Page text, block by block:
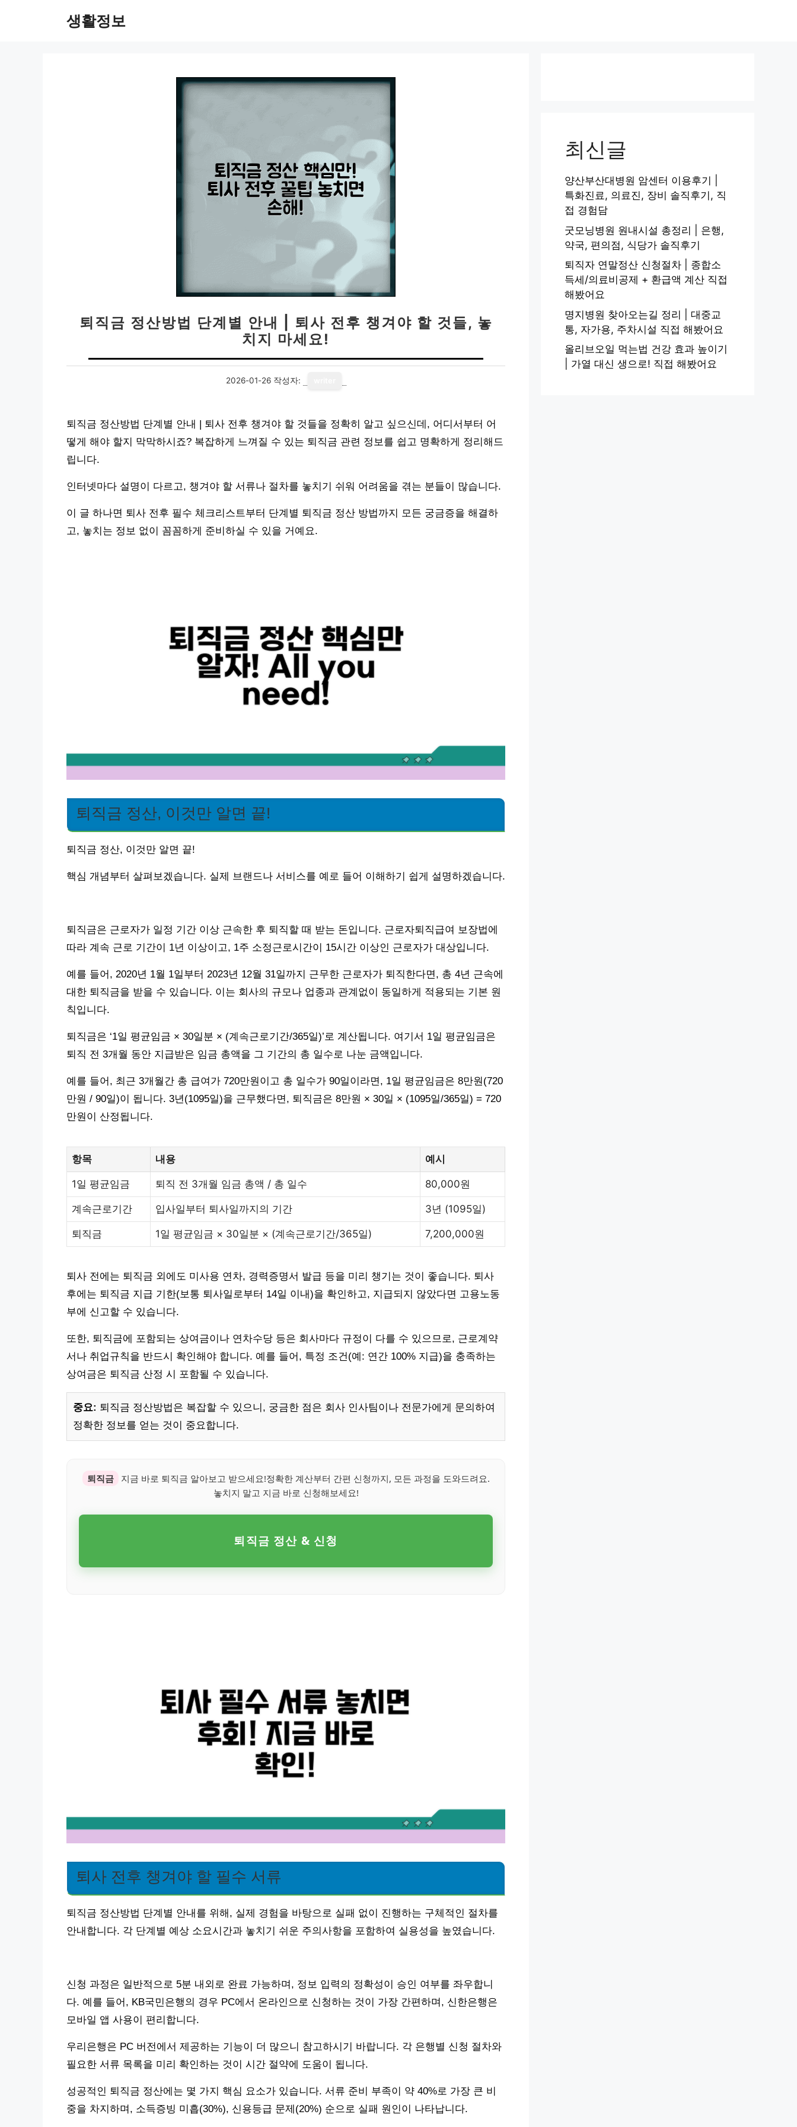
생활정보
퇴직금 정산방법 단계별 안내 | 퇴사 전후 챙겨야 할 것들, 놓
치지 마세요!
2026-01-26 작성자:
퇴직금 정산방법 단계별 안내 | 퇴사 전후 챙겨야 할 것들을 정확히 알고 싶으신데, 어디서부터 어
떻게 해야 할지 막막하시죠? 복잡하게 느껴질 수 있는 퇴직금 관련 정보를 쉽고 명확하게 정리해드
립니다.
인터넷마다 설명이 다르고, 챙겨야 할 서류나 절차를 놓치기 쉬워 어려움을 겪는 분들이 많습니다.
이 글 하나면 퇴사 전후 필수 체크리스트부터 단계별 퇴직금 정산 방법까지 모든 궁금증을 해결하
고, 놓치는 정보 없이 꼼꼼하게 준비하실 수 있을 거예요.
퇴직금 정산, 이것만 알면 끝!
퇴직금 정산, 이것만 알면 끝!
핵심 개념부터 살펴보겠습니다. 실제 브랜드나 서비스를 예로 들어 이해하기 쉽게 설명하겠습니다.
퇴직금은 근로자가 일정 기간 이상 근속한 후 퇴직할 때 받는 돈입니다. 근로자퇴직급여 보장법에
따라 계속 근로 기간이 1년 이상이고, 1주 소정근로시간이 15시간 이상인 근로자가 대상입니다.
예를 들어, 2020년 1월 1일부터 2023년 12월 31일까지 근무한 근로자가 퇴직한다면, 총 4년 근속에
대한 퇴직금을 받을 수 있습니다. 이는 회사의 규모나 업종과 관계없이 동일하게 적용되는 기본 원
칙입니다.
퇴직금은 ‘1일 평균임금 × 30일분 × (계속근로기간/365일)’로 계산됩니다. 여기서 1일 평균임금은
퇴직 전 3개월 동안 지급받은 임금 총액을 그 기간의 총 일수로 나눈 금액입니다.
예를 들어, 최근 3개월간 총 급여가 720만원이고 총 일수가 90일이라면, 1일 평균임금은 8만원(720
만원 / 90일)이 됩니다. 3년(1095일)을 근무했다면, 퇴직금은 8만원 × 30일 × (1095일/365일) = 720
만원이 산정됩니다.
항목 내용 예시
1일 평균임금 퇴직 전 3개월 임금 총액 / 총 일수 80,000원
계속근로기간 입사일부터 퇴사일까지의 기간 3년 (1095일)
퇴직금 1일 평균임금 × 30일분 × (계속근로기간/365일) 7,200,000원
퇴사 전에는 퇴직금 외에도 미사용 연차, 경력증명서 발급 등을 미리 챙기는 것이 좋습니다. 퇴사
후에는 퇴직금 지급 기한(보통 퇴사일로부터 14일 이내)을 확인하고, 지급되지 않았다면 고용노동
부에 신고할 수 있습니다.
또한, 퇴직금에 포함되는 상여금이나 연차수당 등은 회사마다 규정이 다를 수 있으므로, 근로계약
서나 취업규칙을 반드시 확인해야 합니다. 예를 들어, 특정 조건(예: 연간 100% 지급)을 충족하는
상여금은 퇴직금 산정 시 포함될 수 있습니다.
중요: 퇴직금 정산방법은 복잡할 수 있으니, 궁금한 점은 회사 인사팀이나 전문가에게 문의하여
정확한 정보를 얻는 것이 중요합니다.
퇴직금
지금 바로 퇴직금 알아보고 받으세요!정확한 계산부터 간편 신청까지, 모든 과정을 도와드려요.
놓치지 말고 지금 바로 신청해보세요!
퇴직금 정산 & 신청
퇴사 전후 챙겨야 할 필수 서류
퇴직금 정산방법 단계별 안내를 위해, 실제 경험을 바탕으로 실패 없이 진행하는 구체적인 절차를
안내합니다. 각 단계별 예상 소요시간과 놓치기 쉬운 주의사항을 포함하여 실용성을 높였습니다.
신청 과정은 일반적으로 5분 내외로 완료 가능하며, 정보 입력의 정확성이 승인 여부를 좌우합니
다. 예를 들어, KB국민은행의 경우 PC에서 온라인으로 신청하는 것이 가장 간편하며, 신한은행은
모바일 앱 사용이 편리합니다.
우리은행은 PC 버전에서 제공하는 기능이 더 많으니 참고하시기 바랍니다. 각 은행별 신청 절차와
필요한 서류 목록을 미리 확인하는 것이 시간 절약에 도움이 됩니다.
성공적인 퇴직금 정산에는 몇 가지 핵심 요소가 있습니다. 서류 준비 부족이 약 40%로 가장 큰 비
중을 차지하며, 소득증빙 미흡(30%), 신용등급 문제(20%) 순으로 실패 원인이 나타납니다.
최신글
양산부산대병원 암센터 이용후기 |
특화진료, 의료진, 장비 솔직후기, 직
접 경험담
굿모닝병원 원내시설 총정리 | 은행,
약국, 편의점, 식당가 솔직후기
퇴직자 연말정산 신청절차 | 종합소
득세/의료비공제 + 환급액 계산 직접
해봤어요
명지병원 찾아오는길 정리 | 대중교
통, 자가용, 주차시설 직접 해봤어요
올리브오일 먹는법 건강 효과 높이기
| 가열 대신 생으로! 직접 해봤어요